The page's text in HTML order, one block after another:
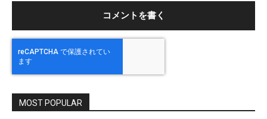
MOST POPULAR